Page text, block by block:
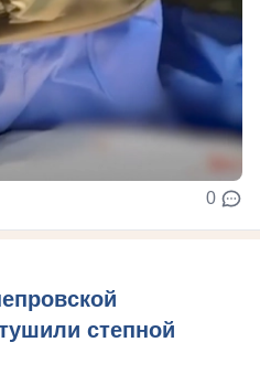
0
степной